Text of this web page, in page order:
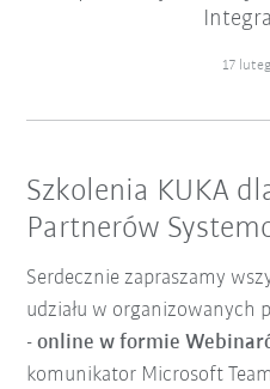
17
Szkolenia KUKA
Partnerów
Serdecznie zapraszamy
udziału w organizowanych
- online w formie
komunikator Microsoft